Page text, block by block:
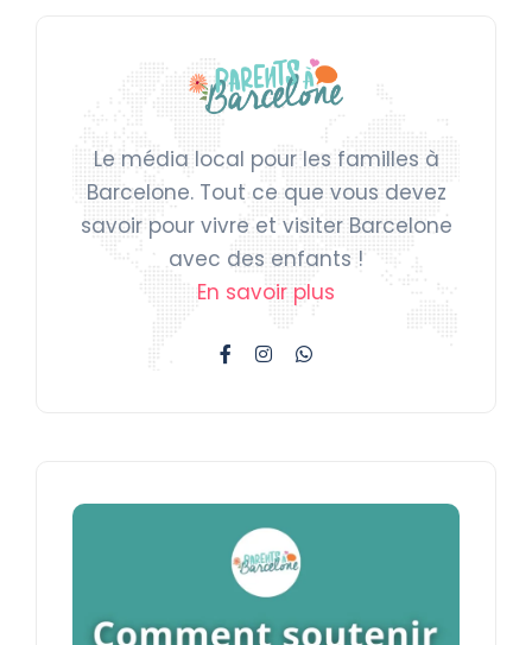
Le média local pour les familles à
Barcelone. Tout ce que vous devez
savoir pour vivre et visiter Barcelone
avec des enfants !
En savoir plus